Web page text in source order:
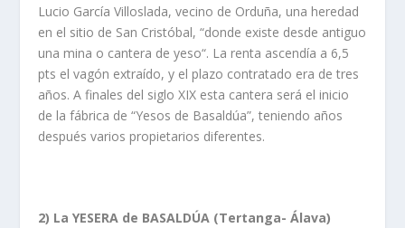
Lucio García Villoslada, vecino de Orduña, una heredad
en el sitio de San Cristóbal, “donde existe desde antiguo
una mina o cantera de yeso“. La renta ascendía a 6,5
pts el vagón extraído, y el plazo contratado era de tres
años. A finales del siglo XIX esta cantera será el inicio
de la fábrica de “Yesos de Basaldúa”, teniendo años
después varios propietarios diferentes.
2) La YESERA de BASALDÚA (Tertanga- Álava)